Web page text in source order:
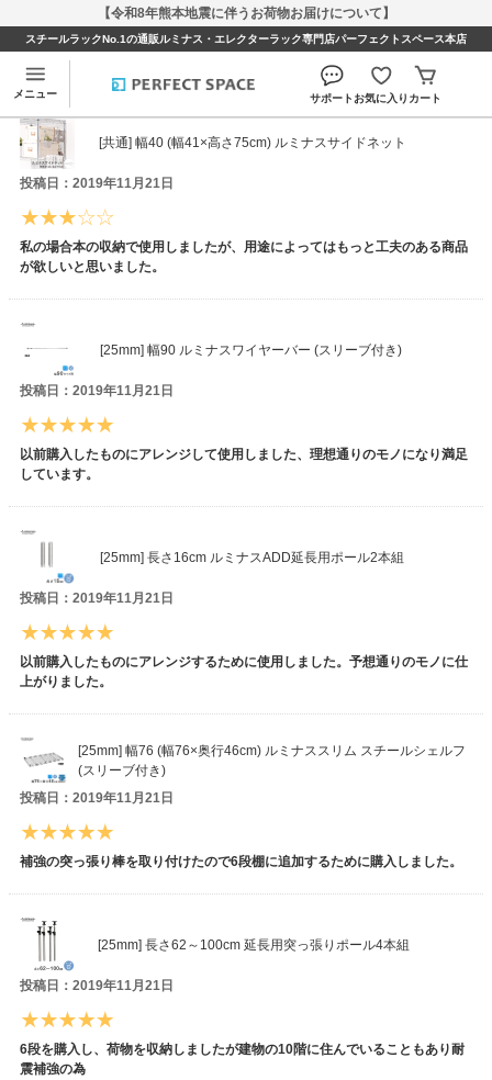
【令和8年熊本地震に伴うお荷物お届けについて】
スチールラックNo.1の通販ルミナス・エレクターラック専門店パーフェクトスペース本店
メニュー サポートお気に入り カート
山さんさんのレビュー
[共通] 幅40 (幅41×高さ75cm) ルミナスサイドネット
投稿日：2019年11月21日
私の場合本の収納で使用しましたが、用途によってはもっと工夫のある商品
が欲しいと思いました。
[25mm] 幅90 ルミナスワイヤーバー (スリーブ付き)
投稿日：2019年11月21日
以前購入したものにアレンジして使用しました、理想通りのモノになり満足
しています。
[25mm] 長さ16cm ルミナスADD延長用ポール2本組
投稿日：2019年11月21日
以前購入したものにアレンジするために使用しました。予想通りのモノに仕
上がりました。
[25mm] 幅76 (幅76×奥行46cm) ルミナススリム スチールシェルフ
(スリーブ付き)
投稿日：2019年11月21日
補強の突っ張り棒を取り付けたので6段棚に追加するために購入しました。
[25mm] 長さ62～100cm 延長用突っ張りポール4本組
投稿日：2019年11月21日
6段を購入し、荷物を収納しましたが建物の10階に住んでいることもあり耐
震補強の為